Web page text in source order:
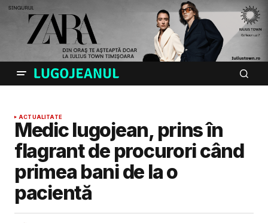
ACTUALITATE
Medic lugojean, prins în
flagrant de procurori când
primea bani de la o
pacientă